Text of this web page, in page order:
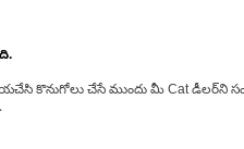
చేసే ముందు మీ Cat డీలర్‌ని